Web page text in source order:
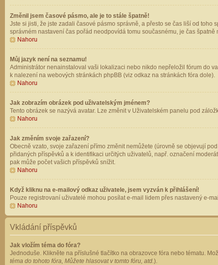
Změnil jsem časové pásmo, ale je to stále špatně!
Jste si jisti, že jste zadali časové pásmo správně, a přesto se čas liší od
správném nastavení čas pořád neodpovídá tomu současnému, je čas
Nahoru
Můj jazyk není na seznamu!
Administrátor nenainstaloval vaši lokalizaci nebo nikdo nepřeložil fórum do
k nalezení na webových stránkách phpBB (viz odkaz na stránkách fóra dole).
Nahoru
Jak zobrazím obrázek pod uživatelským jménem?
Tento obrázek se nazývá avatar. Lze změnit v Uživatelském panelu pod
Nahoru
Jak změním svoje zařazení?
Obecně vzato, svoje zařazení přímo změnit nemůžete (úrovně se objevují
přidaných příspěvků a k identifikaci určitých uživatelů, např. označení
pak může počet vašich příspěvků snížit.
Nahoru
Když kliknu na e-mailový odkaz uživatele, jsem vyzván k přihlášení!
Pouze registrovaní uživatelé mohou posílat e-mail lidem přes nastavený e-
Nahoru
Vkládání příspěvků
Jak vložím téma do fóra?
Jednoduše. Klikněte na příslušné tlačítko na obrazovce fóra nebo tématu.
téma do tohoto fóra, Můžete hlasovat v tomto fóru, atd.).